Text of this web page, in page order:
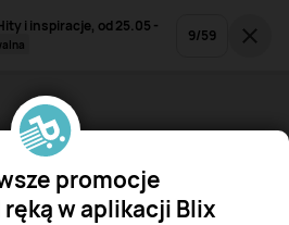
i inspiracje, od 25.05 -
9/59
promocje
w aplikacji Blix